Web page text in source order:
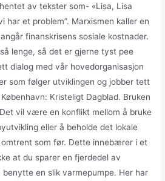
av tekster som- «Lisa, Lisa
har et problem”. Marxismen kaller en
finanskrisens sosiale kostnader.
lenge, så det er gjerne tyst pee
dialog med vår hovedorganisasjon
som følger utviklingen og jobber tett
Kristeligt Dagblad. Bruken
vil være en konflikt mellom å bruke
eller å beholde det lokale
som før. Dette innebærer i et
at du sparer en fjerdedel av
benytte en slik varmepumpe. Her har